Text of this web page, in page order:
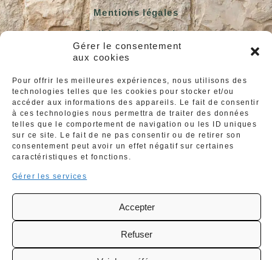
Gérer le consentement
aux cookies
Pour offrir les meilleures expériences, nous utilisons des
technologies telles que les cookies pour stocker et/ou
accéder aux informations des appareils. Le fait de consentir
à ces technologies nous permettra de traiter des données
telles que le comportement de navigation ou les ID uniques
sur ce site. Le fait de ne pas consentir ou de retirer son
consentement peut avoir un effet négatif sur certaines
caractéristiques et fonctions.
Gérer les services
Accepter
Refuser
Mentions légales
Politique de cookies
Déclaration de confidentialité
Nos horaires
d’ouverture
Fermé
Mardi au Jeudi :
12h – 13h30 et 19h – 22h
Dimanche :